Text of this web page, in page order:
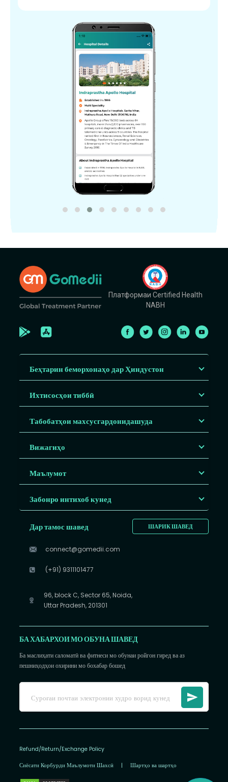
Платформаи Certified Health
NABH
Беҳтарин беморхонаҳо дар Ҳиндустон
Ихтисосҳои тиббӣ
Табобатҳои махсусгардонидашуда
Вижагиҳо
Маълумот
Забонро интихоб кунед
ШАРИК ШАВЕД
Дар тамос шавед
connect@gomedii.com
(+91) 9311101477
96, block C, Sector 65, Noida,
Uttar Pradesh, 201301
БА ХАБАРХОИ МО ОБУНА ШАВЕД
Ба маслиҳати саломатӣ ва фитнеси мо обунаи ройгон гиред ва аз
пешниҳодҳои охирини мо бохабар бошед
Refund/Return/Exchange Policy
Сиёсати Корбурди Маълумоти Шахсӣ | Шартҳо ва шартҳо